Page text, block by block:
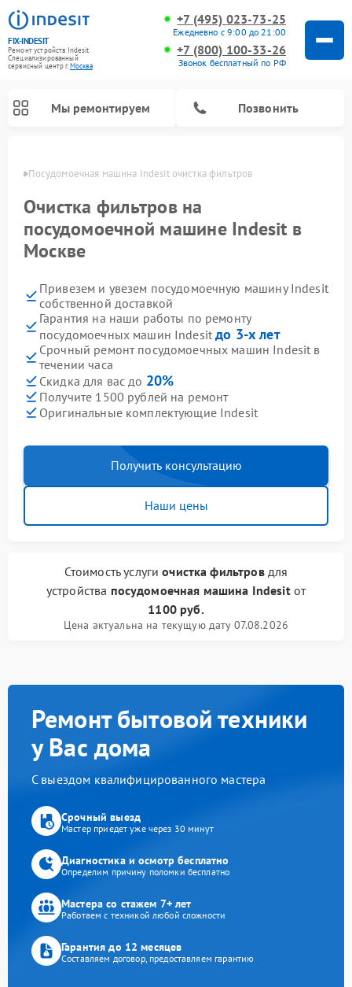
FIX-INDESIT
Ремонт устройств Indesit
Специализированный
cервисный центр г.Москва
+7 (495) 023-73-25
Ежедневно с 9:00 до 21:00
+7 (800) 100-33-26
Звонок бесплатный по РФ
Мы ремонтируем Позвонить
Посудомоечная машина Indesit очистка фильтров
Очистка фильтров на
посудомоечной машине Indesit в
Москве
Привезем и увезем посудомоечную машину Indesit
собственной доставкой
Гарантия на наши работы по ремонту
посудомоечных машин Indesitдо 3-х лет
Срочный ремонт посудомоечных машин Indesit в
течении часа
Скидка для вас до 20%
Получите 1500 рублей на ремонт
Оригинальные комплектующие Indesit
Получить консультацию
Наши цены
Стоимость услугиочистка фильтровдля
устройства посудомоечная машина Indesitот
1100 руб.
Цена актуальна на текущую дату 07.08.2026
Ремонт бытовой техники
у Вас дома
С выездом квалифицированного мастера
Срочный выезд
Мастер приедет уже через 30 минут
Диагностика и осмотр бесплатно
Определим причину поломки бесплатно
Мастера со стажем 7+ лет
Работаем с техникой любой сложности
Гарантия до 12 месяцев
Составляем договор, предоставляем гарантию